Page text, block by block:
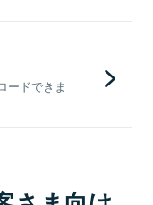
ードできま